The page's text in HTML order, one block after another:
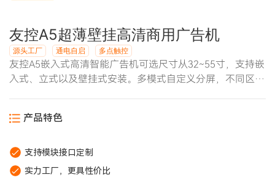
友控A5超薄壁挂高清商用广告机
源头工厂 通电自启 多点触控
友控A5嵌入式高清智能广告机可选尺寸从32~55寸，支持嵌
入式、立式以及壁挂式安装。多模式自定义分屏，不同区域
广告机。
产品特色
支持模块接口定制
实力工厂，更具性价比